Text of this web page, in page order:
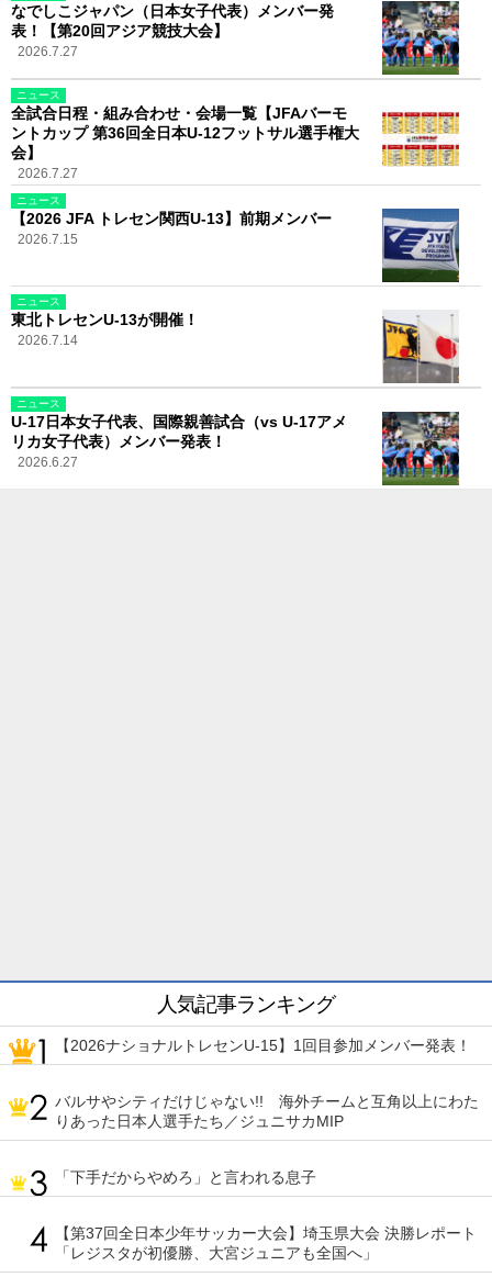
なでしこジャパン（日本女子代表）メンバー発
表！【第20回アジア競技大会】
2026.7.27
ニュース
全試合日程・組み合わせ・会場一覧【JFAバーモ
ントカップ 第36回全日本U-12フットサル選手権大
会】
2026.7.27
ニュース
【2026 JFA トレセン関西U-13】前期メンバー
2026.7.15
ニュース
東北トレセンU-13が開催！
2026.7.14
ニュース
U-17日本女子代表、国際親善試合（vs U-17アメ
リカ女子代表）メンバー発表！
2026.6.27
人気記事ランキング
【2026ナショナルトレセンU-15】1回目参加メンバー発表！
バルサやシティだけじゃない!! 海外チームと互角以上にわた
りあった日本人選手たち／ジュニサカMIP
「下手だからやめろ」と言われる息子
【第37回全日本少年サッカー大会】埼玉県大会 決勝レポート
「レジスタが初優勝、大宮ジュニアも全国へ」